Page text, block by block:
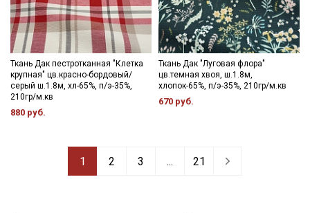
Ткань Дак пестротканная "Клетка
крупная" цв.красно-бордовый/
серый ш.1.8м, хл-65%, п/э-35%,
210гр/м.кв
880 руб.
Ткань Дак "Луговая флора"
цв.темная хвоя, ш.1.8м,
хлопок-65%, п/э-35%, 210гр/м.кв
670 руб.
1 2 3 ... 21